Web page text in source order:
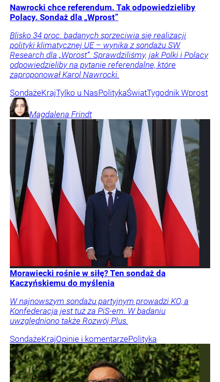
Nawrocki chce referendum. Tak odpowiedzieliby
Polacy. Sondaż dla „Wprost”
Blisko 34 proc. badanych sprzeciwia się realizacji
polityki klimatycznej UE – wynika z sondażu SW
Research dla „Wprost”. Sprawdziliśmy, jak Polki i Polacy
odpowiedzieliby na pytanie referendalne, które
zaproponował Karol Nawrocki.
SondażeKrajTylko u NasPolitykaŚwiatTygodnik Wprost
Magdalena Frindt
Morawiecki rośnie w siłę? Ten sondaż da
Kaczyńskiemu do myślenia
W najnowszym sondażu partyjnym prowadzi KO, a
Konfederacja jest tuż za PiS-em. W badaniu
uwzględniono także Rozwój Plus.
SondażeKrajOpinie i komentarzePolityka